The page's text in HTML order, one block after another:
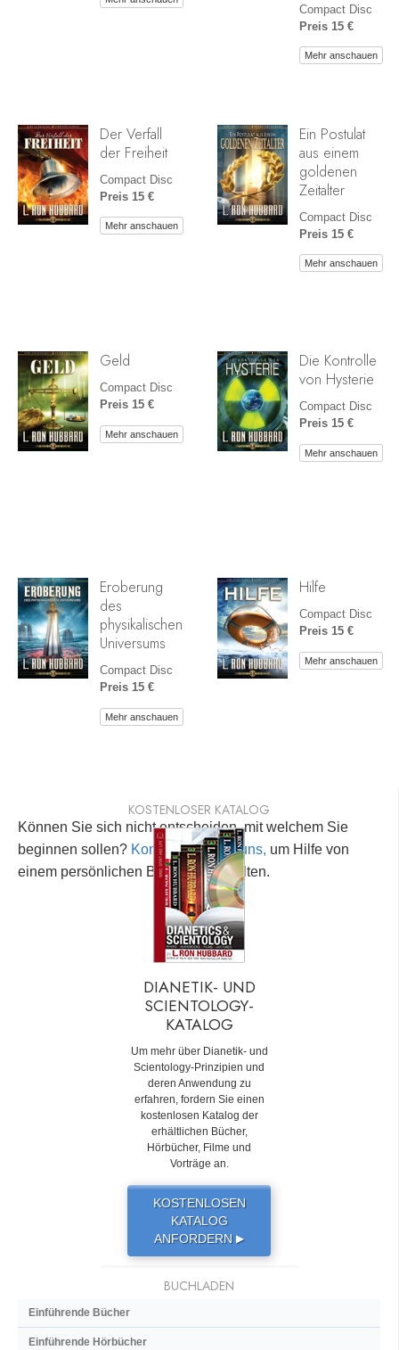
Compact Disc
Preis 15 €
Mehr anschauen
Der Verfall
der Freiheit
Compact Disc
Preis 15 €
Mehr anschauen
Ein Postulat
aus einem
goldenen
Zeitalter
Compact Disc
Preis 15 €
Mehr anschauen
Geld
Compact Disc
Preis 15 €
Mehr anschauen
Die Kontrolle
von Hysterie
Compact Disc
Preis 15 €
Mehr anschauen
Eroberung
des
physikalischen
Universums
Compact Disc
Preis 15 €
Mehr anschauen
Hilfe
Compact Disc
Preis 15 €
Mehr anschauen
Können Sie sich nicht entscheiden, mit welchem Sie
beginnen sollen? Kontaktieren Sie uns, um Hilfe von
einem persönlichen Berater zu erhalten.
KOSTENLOSER KATALOG
DIANETIK- UND
SCIENTOLOGY-
KATALOG
Um mehr über Dianetik- und
Scientology-Prinzipien und
deren Anwendung zu
erfahren, fordern Sie einen
kostenlosen Katalog der
erhältlichen Bücher,
Hörbücher, Filme und
Vorträge an.
KOSTENLOSEN
KATALOG
ANFORDERN ▶
BUCHLADEN
Einführende Bücher
Einführende Hörbücher